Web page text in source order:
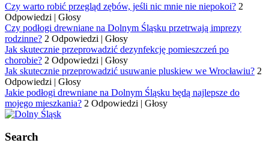
Czy warto robić przegląd zębów, jeśli nic mnie nie niepokoi? 2
Odpowiedzi | Głosy
Czy podłogi drewniane na Dolnym Śląsku przetrwają imprezy
rodzinne? 2 Odpowiedzi | Głosy
Jak skutecznie przeprowadzić dezynfekcję pomieszczeń po
chorobie? 2 Odpowiedzi | Głosy
Jak skutecznie przeprowadzić usuwanie pluskiew we Wrocławiu? 2
Odpowiedzi | Głosy
Jakie podłogi drewniane na Dolnym Śląsku będą najlepsze do
mojego mieszkania? 2 Odpowiedzi | Głosy
Search